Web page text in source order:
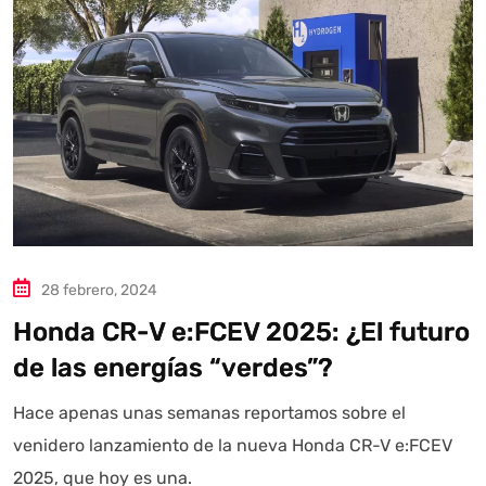
28 febrero, 2024
Honda CR-V e:FCEV 2025: ¿El futuro
de las energías “verdes”?
Hace apenas unas semanas reportamos sobre el
venidero lanzamiento de la nueva Honda CR-V e:FCEV
2025, que hoy es una.
Autoanalítica IA Agente Inteligente
Estoy aquí para encontrar lo que necesitas. ¿Qué estás
buscando? "Este asistente con IA (OpenAI) ofrece
información referencial que puede contener errores.
Asistente con IA en desarrollo. Autoanalítica optimiza
diariamente su exactitud."